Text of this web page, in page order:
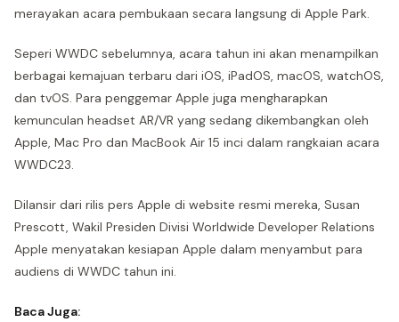
merayakan acara pembukaan secara langsung di Apple Park.
Seperi WWDC sebelumnya, acara tahun ini akan menampilkan
berbagai kemajuan terbaru dari iOS, iPadOS, macOS, watchOS,
dan tvOS. Para penggemar Apple juga mengharapkan
kemunculan headset AR/VR yang sedang dikembangkan oleh
Apple, Mac Pro dan MacBook Air 15 inci dalam rangkaian acara
WWDC23.
Dilansir dari rilis pers Apple di website resmi mereka, Susan
Prescott, Wakil Presiden Divisi Worldwide Developer Relations
Apple menyatakan kesiapan Apple dalam menyambut para
audiens di WWDC tahun ini.
Baca Juga: